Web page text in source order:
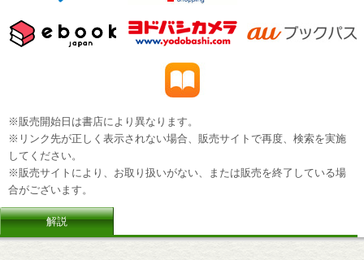
※販売開始日は書店により異なります。
※リンク先が正しく表示されない場合、販売サイトで再度、検索を実施
してください。
※販売サイトにより、お取り扱いがない、または販売を終了している場
合がございます。
解説